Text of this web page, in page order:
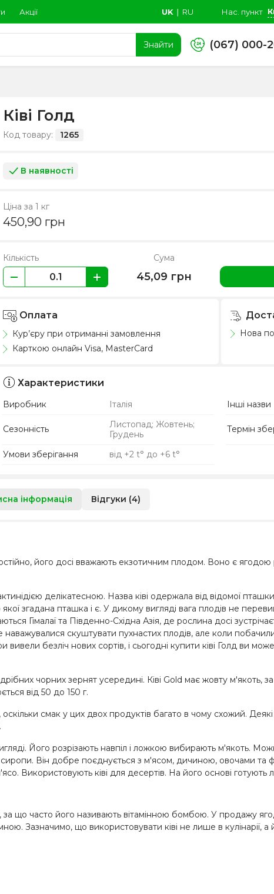
Акції UK ∣ RU Нас. пункт
Знайти (067) 000-
Ківі Голд
Код товару: 1265
В наявності
Ціна за 1 кг
450,90 грн
Кількість Сума
45,09 грн
Оплата
Кур’єру при отриманні замовлення
Карткою онлайн Visa, MasterCard
Нова
Характеристики
Виробник Італія Інші назви
Сезонність
Листопад; Жовтень;
Грудень
Термін
Умови зберігання від +2 t° до +6 t°
інформація Відгуки (4)
його досі вважають екзотичним плодом. Воно є
делікатесною. Назва ківі одержала від відомої
згадана пташка і є. У дикому вигляді вага плодів не
Гімалаї та Південно-Східна Азія, де рослина досі
скуштувати пухнастих плодів, але коли
безліч нових сортів, і сьогодні купити ківі Голд ви
чорних зернят усередині. Ківі Gold має жовту м'якоть,
від 50 до 150 г.
смак у цих двох продуктів багато в чому схожий.
Його розрізають навпіл і ложкою вибирають м'якоть.
Він добре поєднується з м'ясом, дичиною, овочами та
ківі для десертів. На його основі готують
що часто його називають вітамінною бомбою. У продажу
Зазначимо, що використовувати ківі не лише в